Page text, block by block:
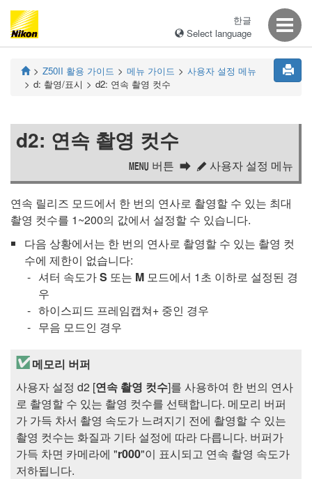
한글
Select language
Z50II 활용 가이드 메뉴 가이드
사용자 설정 메뉴
d: 촬영/표시 d2: 연속 촬영 컷수
d2: 연속 촬영 컷수
G 버튼 A 사용자 설정 메뉴
연속 릴리즈 모드에서 한 번의 연사로 촬영할 수 있는 최대
촬영 컷수를 1~200의 값에서 설정할 수 있습니다.
다음 상황에서는 한 번의 연사로 촬영할 수 있는 촬영 컷
수에 제한이 없습니다:
셔터 속도가S 또는 M 모드에서 1초 이하로 설정된 경
우
하이스피드 프레임캡쳐+ 중인 경우
무음 모드인 경우
메모리 버퍼
사용자 설정 d2 [연속 촬영 컷수]를 사용하여 한 번의 연사
로 촬영할 수 있는 촬영 컷수를 선택합니다. 메모리 버퍼
가 가득 차서 촬영 속도가 느려지기 전에 촬영할 수 있는
촬영 컷수는 화질과 기타 설정에 따라 다릅니다. 버퍼가
가득 차면 카메라에 "r000"이 표시되고 연속 촬영 속도가
저하됩니다.